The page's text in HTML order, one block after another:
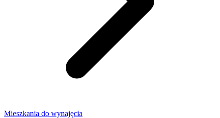
Mieszkania do wynajęcia